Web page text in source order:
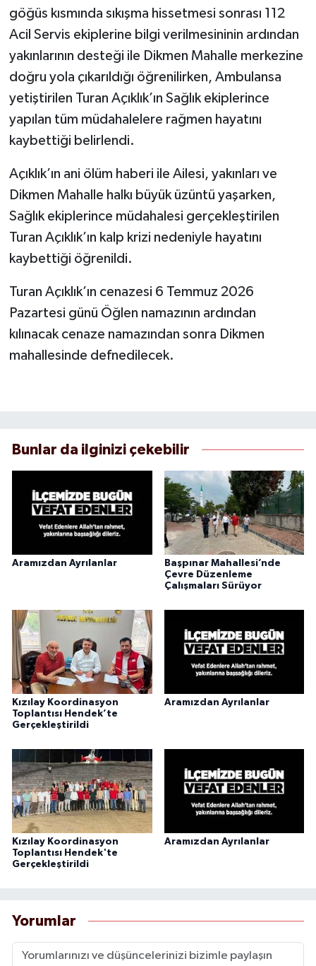
göğüs kısmında sıkışma hissetmesi sonrası 112
Acil Servis ekiplerine bilgi verilmesininin ardından
yakınlarının desteği ile Dikmen Mahalle merkezine
doğru yola çıkarıldığı öğrenilirken, Ambulansa
yetiştirilen Turan Açıklık’ın Sağlık ekiplerince
yapılan tüm müdahalelere rağmen hayatını
kaybettiği belirlendi.
Açıklık’ın ani ölüm haberi ile Ailesi, yakınları ve
Dikmen Mahalle halkı büyük üzüntü yaşarken,
Sağlık ekiplerince müdahalesi gerçekleştirilen
Turan Açıklık’ın kalp krizi nedeniyle hayatını
kaybettiği öğrenildi.
Turan Açıklık’ın cenazesi 6 Temmuz 2026
Pazartesi günü Öğlen namazının ardından
kılınacak cenaze namazından sonra Dikmen
mahallesinde defnedilecek.
Bunlar da ilginizi çekebilir
Aramızdan Ayrılanlar
Başpınar Mahallesi’nde
Çevre Düzenleme
Çalışmaları Sürüyor
Kızılay Koordinasyon
Toplantısı Hendek’te
Gerçekleştirildi
Aramızdan Ayrılanlar
Kızılay Koordinasyon
Toplantısı Hendek'te
Gerçekleştirildi
Aramızdan Ayrılanlar
Yorumlar